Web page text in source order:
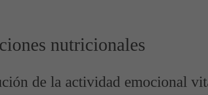
nutricionales
de la actividad emocional